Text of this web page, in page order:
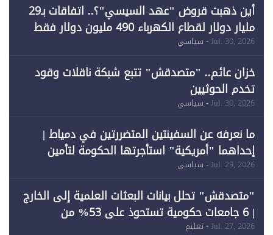
أين ذهبت قروض "عهد السيسي"؟.. اتفاقات بـ29
مليار دولار لقطاع الكهرباء 490 مليون دولار فقط
لـ"الطاقة المتجددة" (1)
Jul. 30, 2026- سياسي
خزان عائم.. "متصدقش" تتبع شبكة ناقلات وقود
تخدم الحوثيين
Jul. 30, 2026- سياسي
ما نعرفه عن السفينتين المتضررتين في دمياط |
إحداهما "أمريكية" استأجرتها الحكومة لتأمين
احتياجات الطاقة
Jul. 29, 2026- سياسي
"متصدقش" تحلل بيانات البعثات العلمية إلى الخارج
| 6 جامعات حكومية تستحوذ على 53% من
Jul. 27, 2026- تعليم